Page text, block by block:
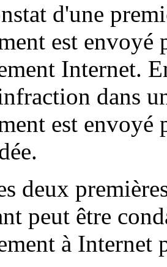
d'une
est
Internet.
dans
est
deux
peut être
à Internet